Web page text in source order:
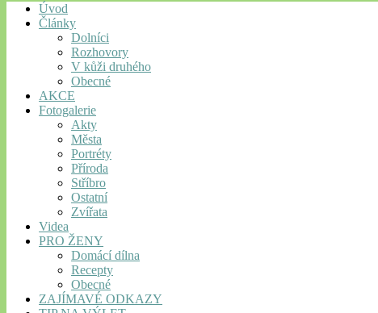
Úvod
Články
Dolníci
Rozhovory
V kůži druhého
Obecné
AKCE
Fotogalerie
Akty
Města
Portréty
Příroda
Stříbro
Ostatní
Zvířata
Videa
PRO ŽENY
Domácí dílna
Recepty
Obecné
ZAJÍMAVÉ ODKAZY